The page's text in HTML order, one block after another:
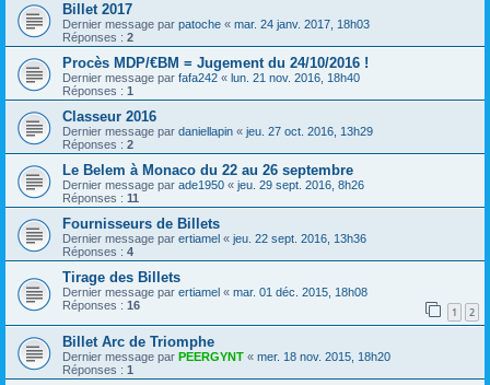
Billet 2017
Dernier message par patoche « mar. 24 janv. 2017, 18h03
Réponses : 2
Procès MDP/€BM = Jugement du 24/10/2016 !
Dernier message par fafa242 « lun. 21 nov. 2016, 18h40
Réponses : 1
Classeur 2016
Dernier message par daniellapin « jeu. 27 oct. 2016, 13h29
Réponses : 2
Le Belem à Monaco du 22 au 26 septembre
Dernier message par ade1950 « jeu. 29 sept. 2016, 8h26
Réponses : 11
Fournisseurs de Billets
Dernier message par ertiamel « jeu. 22 sept. 2016, 13h36
Réponses : 4
Tirage des Billets
Dernier message par ertiamel « mar. 01 déc. 2015, 18h08
Réponses : 16 1 2
Billet Arc de Triomphe
Dernier message par PEERGYNT « mer. 18 nov. 2015, 18h20
Réponses : 1